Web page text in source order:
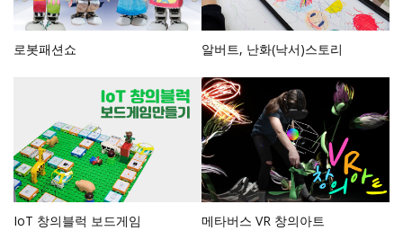
로봇패션쇼 알버트, 난화(낙서)스토리
IoT 창의블럭 보드게임 메타버스 VR 창의아트